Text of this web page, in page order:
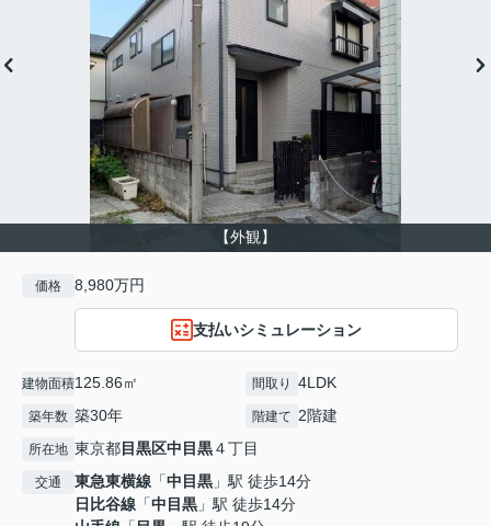
【外観】
価格 8,980万円
支払いシミュレーション
建物面積125.86㎡ 間取り 4LDK
築年数 築30年 階建て 2階建
所在地 東京都目黒区中目黒４丁目
交通 東急東横線 「中目黒 」駅 徒歩14分
日比谷線 「中目黒 」駅 徒歩14分